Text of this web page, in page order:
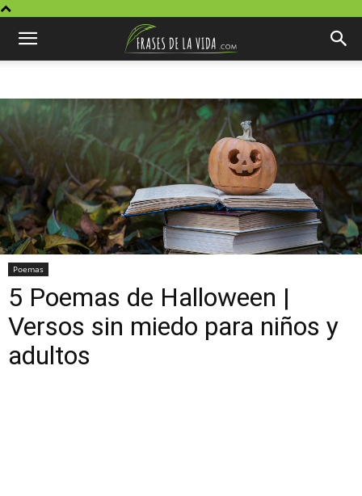
Poemas
5 Poemas de Halloween |
Versos sin miedo para niños y
adultos